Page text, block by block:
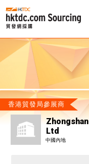
香港貿發局參展商
Ltd
中國內地